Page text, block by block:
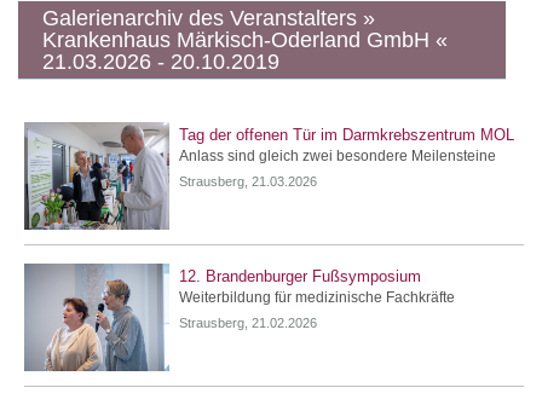
Galerienarchiv des Veranstalters »
Krankenhaus Märkisch-Oderland GmbH «
21.03.2026 - 20.10.2019
Tag der offenen Tür im Darmkrebszentrum MOL
Anlass sind gleich zwei besondere Meilensteine
Strausberg, 21.03.2026
12. Brandenburger Fußsymposium
Weiterbildung für medizinische Fachkräfte
Strausberg, 21.02.2026